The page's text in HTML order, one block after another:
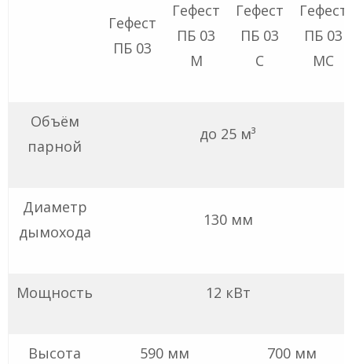
Гефест
ПБ 03
Гефест
ПБ 03
М
Гефест
ПБ 03
С
Гефест
ПБ 03
МС
Объём
парной
до 25 м³
Диаметр
дымохода
130 мм
Мощность 12 кВт
Высота 590 мм 700 мм